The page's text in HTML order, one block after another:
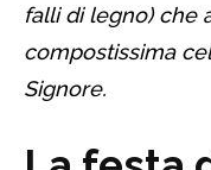
falli di legno) che
compostissima
Signore.